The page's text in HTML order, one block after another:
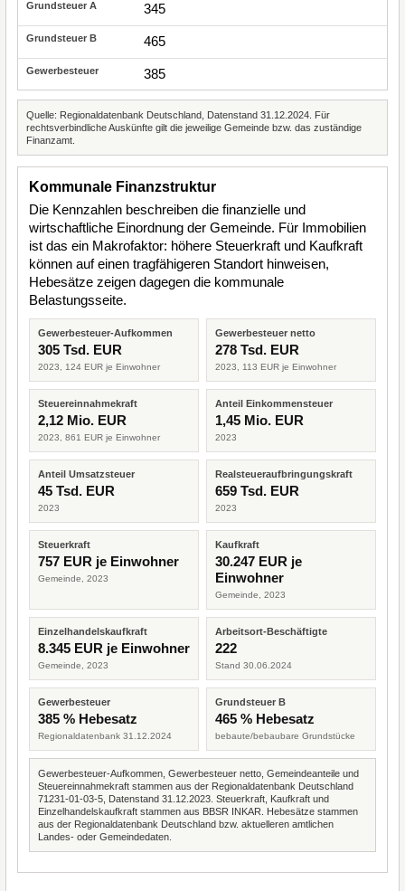
345
465
385
Quelle: Regionaldatenbank Deutschland, Datenstand 31.12.2024. Für
rechtsverbindliche Auskünfte gilt die jeweilige Gemeinde bzw. das zuständige
Finanzamt.
Kommunale Finanzstruktur
Die Kennzahlen beschreiben die finanzielle und
wirtschaftliche Einordnung der Gemeinde. Für Immobilien
ist das ein Makrofaktor: höhere Steuerkraft und Kaufkraft
können auf einen tragfähigeren Standort hinweisen,
Hebesätze zeigen dagegen die kommunale
Belastungsseite.
Gewerbesteuer-Aufkommen
305 Tsd. EUR
2023, 124 EUR je Einwohner
Gewerbesteuer netto
278 Tsd. EUR
2023, 113 EUR je Einwohner
Steuereinnahmekraft
2,12 Mio. EUR
2023, 861 EUR je Einwohner
Anteil Einkommensteuer
1,45 Mio. EUR
2023
Anteil Umsatzsteuer
45 Tsd. EUR
2023
Realsteueraufbringungskraft
659 Tsd. EUR
2023
Steuerkraft
757 EUR je Einwohner
Gemeinde, 2023
Kaufkraft
30.247 EUR je
Einwohner
Gemeinde, 2023
Einzelhandelskaufkraft
8.345 EUR je Einwohner
Gemeinde, 2023
Arbeitsort-Beschäftigte
222
Stand 30.06.2024
Gewerbesteuer
385 % Hebesatz
Regionaldatenbank 31.12.2024
Grundsteuer B
465 % Hebesatz
bebaute/bebaubare Grundstücke
Gewerbesteuer-Aufkommen, Gewerbesteuer netto, Gemeindeanteile und
Steuereinnahmekraft stammen aus der Regionaldatenbank Deutschland
71231-01-03-5, Datenstand 31.12.2023. Steuerkraft, Kaufkraft und
Einzelhandelskaufkraft stammen aus BBSR INKAR. Hebesätze stammen
aus der Regionaldatenbank Deutschland bzw. aktuelleren amtlichen
Landes- oder Gemeindedaten.